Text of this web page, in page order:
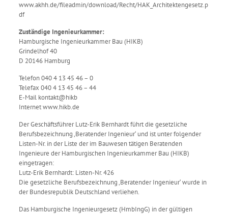
www.akhh.de/fileadmin/download/Recht/HAK_Architektengesetz.p
df
Zuständige Ingenieurkammer:
Hamburgische Ingenieurkammer Bau (HIKB)
Grindelhof 40
D 20146 Hamburg
Telefon 040 4 13 45 46 – 0
Telefax 040 4 13 45 46 – 44
E-Mail kontakt@hikb
Internet www.hikb.de
Der Geschäftsführer Lutz-Erik Bernhardt führt die gesetzliche
Berufsbezeichnung ‚Beratender Ingenieur‘ und ist unter folgender
Listen-Nr. in der Liste der im Bauwesen tätigen Beratenden
Ingenieure der Hamburgischen Ingenieurkammer Bau (HIKB)
eingetragen:
Lutz-Erik Bernhardt: Listen-Nr. 426
Die gesetzliche Berufsbezeichnung ‚Beratender Ingenieur‘ wurde in
der Bundesrepublik Deutschland verliehen.
Das Hamburgische Ingenieurgesetz (HmbIngG) in der gültigen